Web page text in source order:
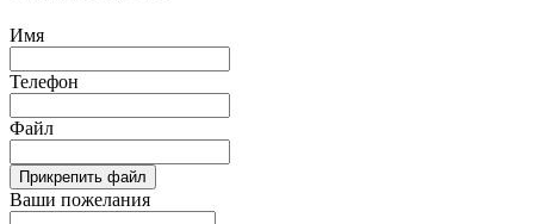
Имя
Телефон
Файл
Прикрепить файл
Ваши пожелания